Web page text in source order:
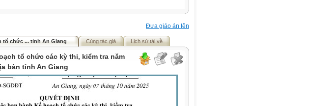
Đưa giáo án lên
tổ chức ... tỉnh An Giang Cùng tác giả Lịch sử tải về
tổ chức các kỳ thi, kiểm tra năm
bàn tỉnh An Giang